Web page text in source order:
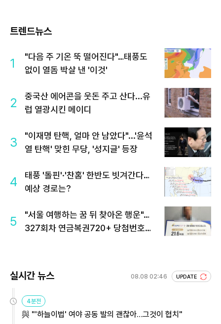
트렌드뉴스
1
"다음 주 기온 뚝 떨어진다"…태풍도
없이 열돔 박살 낸 '이것'
2
중국산 에어콘을 웃돈 주고 산다...유
럽 열광시킨 메이디
3
"이재명 탄핵, 얼마 안 남았다"...'윤석
열 탄핵' 맞힌 무당, '성지글' 등장
4
태풍 '돌핀'·'찬홈' 한반도 빗겨간다…
예상 경로는?
5
"서울 여행하는 꿈 뒤 찾아온 행운"…
327회차 연금복권720+ 당첨번호조
실시간 뉴스 08.08 02:46 UPDATE
4분전
與 "'하늘이법' 여야 공동 발의 괜찮아…그것이 협치"